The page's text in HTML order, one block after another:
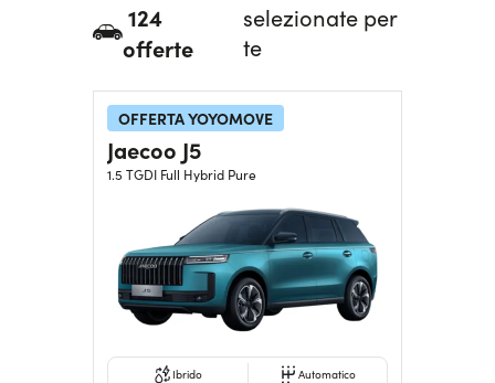
124
offerte
selezionate per
te
OFFERTA YOYOMOVE
Jaecoo J5
1.5 TGDI Full Hybrid Pure
Ibrido Automatico